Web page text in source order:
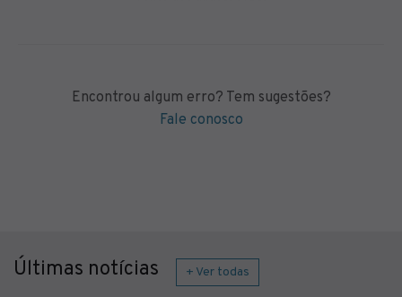
Encontrou algum erro? Tem sugestões?
Fale conosco
Últimas notícias + Ver todas